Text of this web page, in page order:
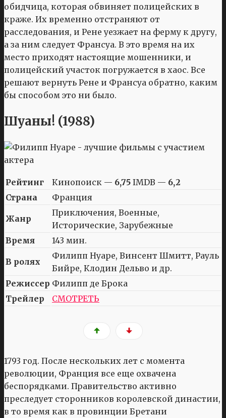
обидчица, которая обвиняет полицейских в
краже. Их временно отстраняют от
расследования, и Рене уезжает на ферму к другу,
а за ним следует Франсуа. В это время на их
место приходят настоящие мошенники, и
полицейский участок погружается в хаос. Все
решают вернуть Рене и Франсуа обратно, каким
бы способом это ни было.
Шуаны! (1988)
Рейтинг Кинопоиск — 6,75 IMDB — 6,2
Страна
Франция
Жанр
Приключения, Военные,
Исторические, Зарубежные
Время
143 мин.
В ролях
Филипп Нуаре, Винсент Шмитт, Рауль
Бийре, Клодин Дельво и др.
Режиссер Филипп де Брока
Трейлер
СМОТРЕТЬ
1793 год. После нескольких лет с момента
революции, Франция все еще охвачена
беспорядками. Правительство активно
преследует сторонников королевской династии,
в то время как в провинции Бретани